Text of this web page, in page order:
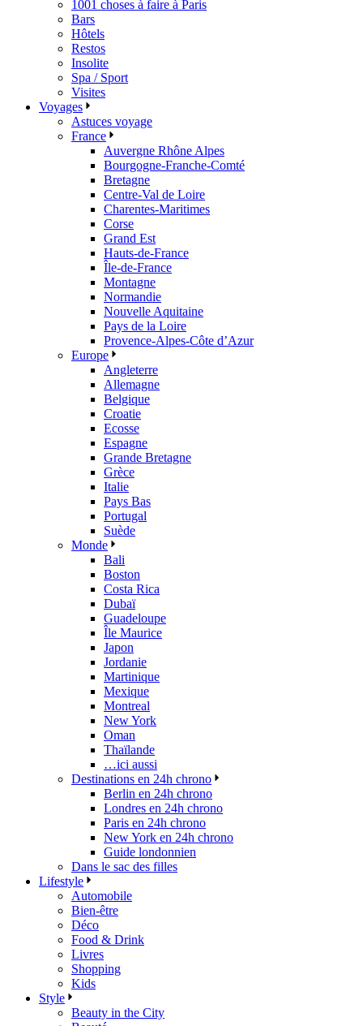
1001 choses à faire à Paris
Bars
Hôtels
Restos
Insolite
Spa / Sport
Visites
Voyages
Astuces voyage
France
Auvergne Rhône Alpes
Bourgogne-Franche-Comté
Bretagne
Centre-Val de Loire
Charentes-Maritimes
Corse
Grand Est
Hauts-de-France
Île-de-France
Montagne
Normandie
Nouvelle Aquitaine
Pays de la Loire
Provence-Alpes-Côte d’Azur
Europe
Angleterre
Allemagne
Belgique
Croatie
Ecosse
Espagne
Grande Bretagne
Grèce
Italie
Pays Bas
Portugal
Suède
Monde
Bali
Boston
Costa Rica
Dubaï
Guadeloupe
Île Maurice
Japon
Jordanie
Martinique
Mexique
Montreal
New York
Oman
Thaïlande
…ici aussi
Destinations en 24h chrono
Berlin en 24h chrono
Londres en 24h chrono
Paris en 24h chrono
New York en 24h chrono
Guide londonnien
Dans le sac des filles
Lifestyle
Automobile
Bien-être
Déco
Food & Drink
Livres
Shopping
Kids
Style
Beauty in the City